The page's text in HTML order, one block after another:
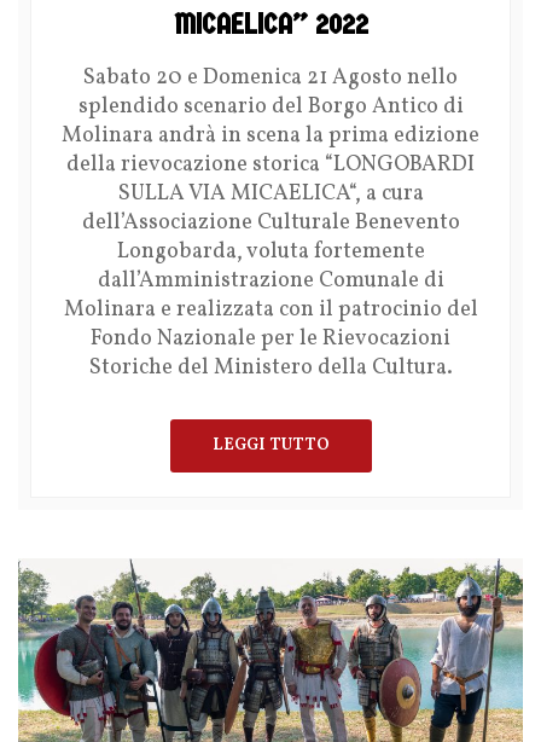
MICAELICA” 2022
Sabato 20 e Domenica 21 Agosto nello
splendido scenario del Borgo Antico di
Molinara andrà in scena la prima edizione
della rievocazione storica “LONGOBARDI
SULLA VIA MICAELICA“, a cura
dell’Associazione Culturale Benevento
Longobarda, voluta fortemente
dall’Amministrazione Comunale di
Molinara e realizzata con il patrocinio del
Fondo Nazionale per le Rievocazioni
Storiche del Ministero della Cultura.
LEGGI TUTTO